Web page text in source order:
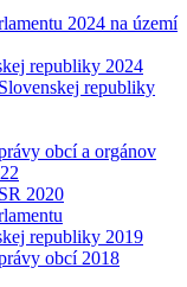
2024 na území
republiky 2024
republiky
obcí a orgánov
2020
republiky 2019
obcí 2018